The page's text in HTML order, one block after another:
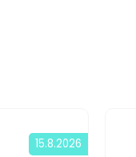
15.8.2026